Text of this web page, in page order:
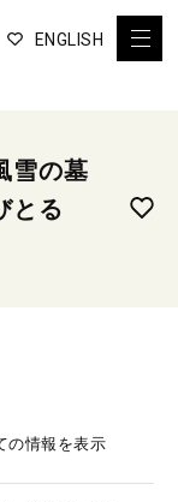
ENGLISH
雪の墓
とる
の情報を表示